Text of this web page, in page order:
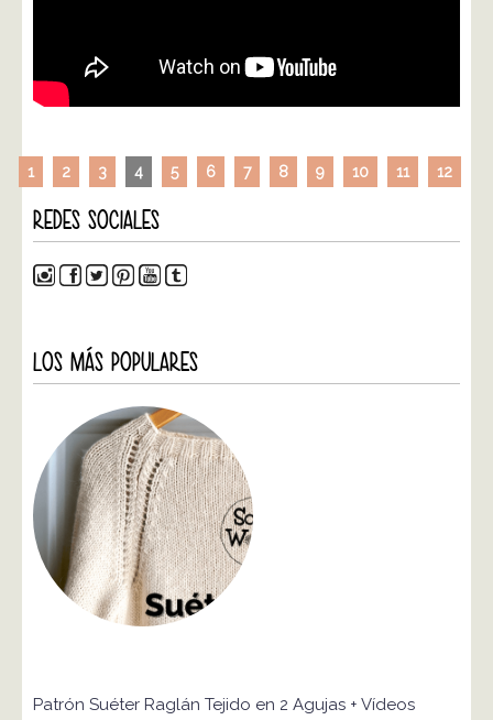
1 2 3 4 5 6 7 8 9 10 11 12
REDES SOCIALES
LOS MÁS POPULARES
Patrón Suéter Raglán Tejido en 2 Agujas + Vídeos